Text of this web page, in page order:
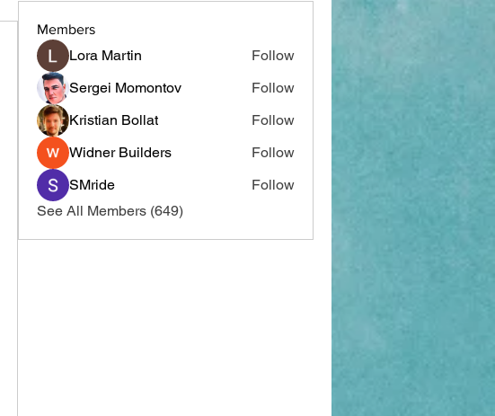
Members
Lora Martin
Follow
Sergei Momontov
Follow
Kristian Bollat
Follow
Widner Builders
Follow
SMride
Follow
See All Members (649)